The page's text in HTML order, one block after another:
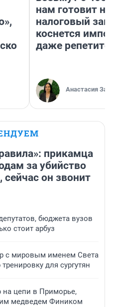
нам готовит
налоговый
коснется
даже
Анастасия
прикамца
за убийство
он звонит
бюджета вузов
стоит арбуз
с мировым именем Света
для сургутян
цепи в Приморье,
медведем Фиником